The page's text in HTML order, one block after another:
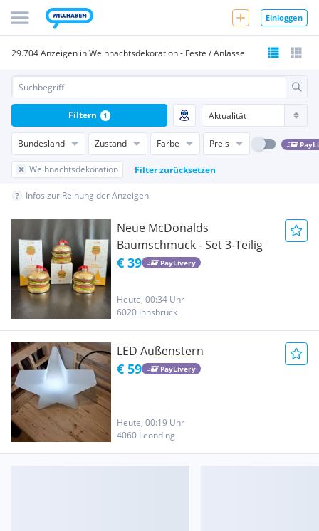
Einloggen
29.704 Anzeigen in Weihnachtsdekoration - Feste / Anlässe
Bundesland Zustand Farbe Preis
Weihnachtsdekoration Filter zurücksetzen
Filtern 1
Infos zur Reihung der Anzeigen
Neue McDonalds
Baumschmuck - Set 3-Teilig
€ 39 PayLivery
Heute, 00:34 Uhr
6020 Innsbruck
LED Außenstern
€ 59 PayLivery
Heute, 00:19 Uhr
4060 Leonding